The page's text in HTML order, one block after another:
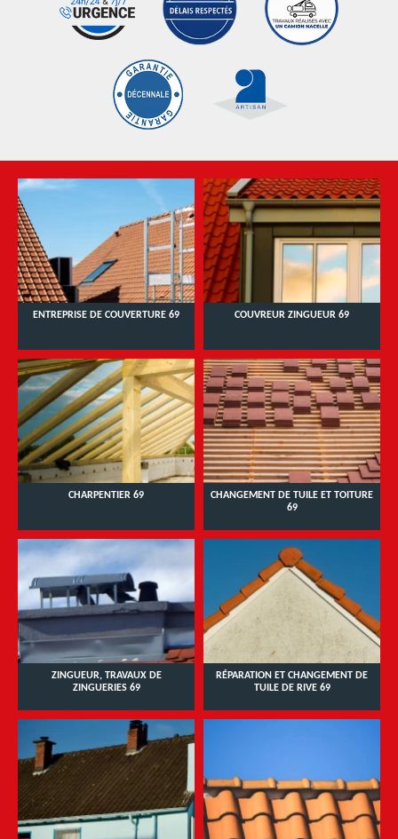
ENTREPRISE DE COUVERTURE 69 COUVREUR ZINGUEUR 69
CHARPENTIER 69
CHANGEMENT DE TUILE ET TOITURE
69
ZINGUEUR, TRAVAUX DE
ZINGUERIES 69
RÉPARATION ET CHANGEMENT DE
TUILE DE RIVE 69